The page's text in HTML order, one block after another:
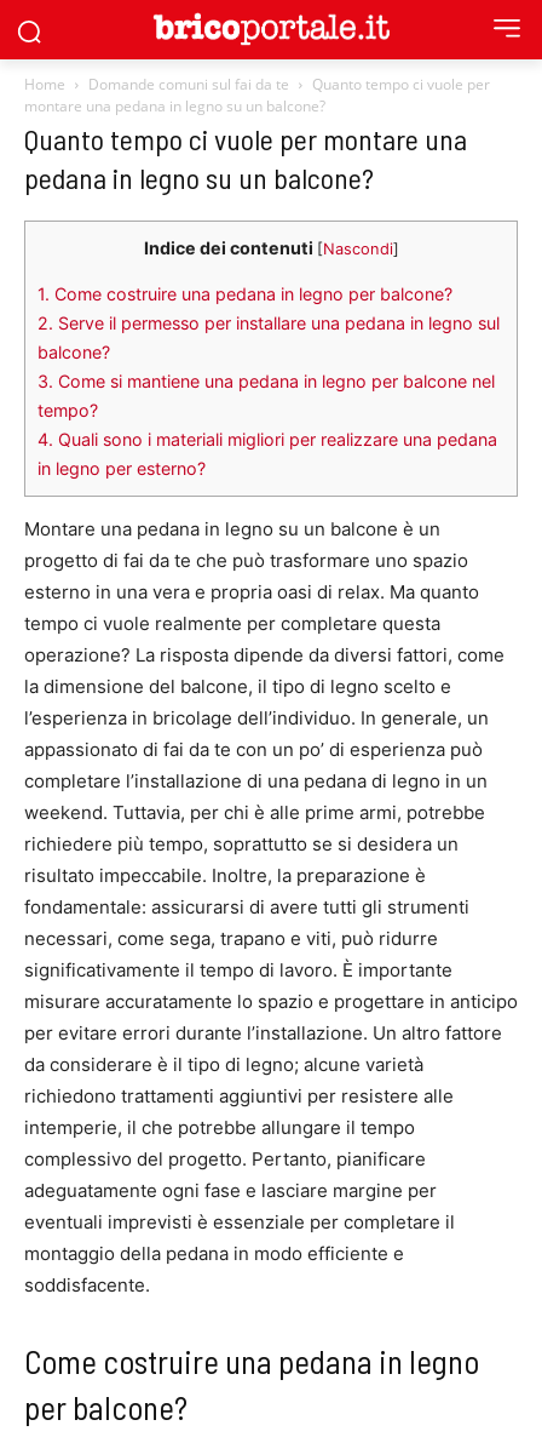
Home Domande comuni sul fai da te
Quanto tempo ci vuole per
montare una pedana in legno su un balcone?
Quanto tempo ci vuole per montare una
pedana in legno su un balcone?
Indice dei contenuti [Nascondi]
1. Come costruire una pedana in legno per balcone?
2. Serve il permesso per installare una pedana in legno sul
balcone?
3. Come si mantiene una pedana in legno per balcone nel
tempo?
4. Quali sono i materiali migliori per realizzare una pedana
in legno per esterno?
Montare una pedana in legno su un balcone è un
progetto di fai da te che può trasformare uno spazio
esterno in una vera e propria oasi di relax. Ma quanto
tempo ci vuole realmente per completare questa
operazione? La risposta dipende da diversi fattori, come
la dimensione del balcone, il tipo di legno scelto e
l’esperienza in bricolage dell’individuo. In generale, un
appassionato di fai da te con un po’ di esperienza può
completare l’installazione di una pedana di legno in un
weekend. Tuttavia, per chi è alle prime armi, potrebbe
richiedere più tempo, soprattutto se si desidera un
risultato impeccabile. Inoltre, la preparazione è
fondamentale: assicurarsi di avere tutti gli strumenti
necessari, come sega, trapano e viti, può ridurre
significativamente il tempo di lavoro. È importante
misurare accuratamente lo spazio e progettare in anticipo
per evitare errori durante l’installazione. Un altro fattore
da considerare è il tipo di legno; alcune varietà
richiedono trattamenti aggiuntivi per resistere alle
intemperie, il che potrebbe allungare il tempo
complessivo del progetto. Pertanto, pianificare
adeguatamente ogni fase e lasciare margine per
eventuali imprevisti è essenziale per completare il
montaggio della pedana in modo efficiente e
soddisfacente.
Come costruire una pedana in legno
per balcone?